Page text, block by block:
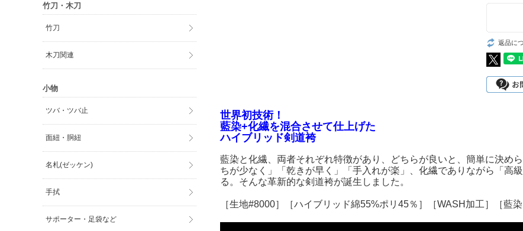
返品に
世界初技術！
藍染+化繊を混合させて仕上げた
ハイブリッド剣道袴
藍染と化繊、両者それぞれ特徴があり、どちらが良いと、簡単に決め
ちが少なく」「乾きが早く」「手入れが楽」、化繊でありながら「高
る。そんな革新的な剣道袴が誕生しました。
［生地#8000］［ハイブリッド綿55%ポリ45％］［WASH加工］［藍染
竹刀・木刀
竹刀
木刀関連
小物
ツバ・ツバ止
面紐・胴紐
名札(ゼッケン)
手拭
サポーター・足袋など